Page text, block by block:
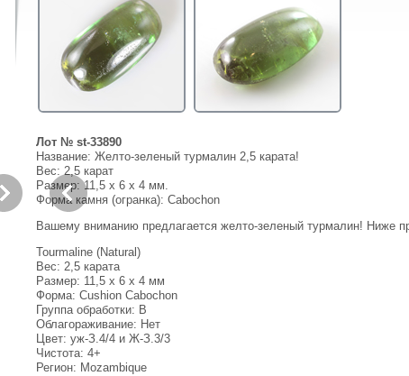
Лот № st-33890
Название: Желто-зеленый турмалин 2,5 карата!
Вес: 2,5 карат
Размер: 11,5 x 6 x 4 мм.
Форма камня (огранка): Cabochon
Вашему вниманию предлагается желто-зеленый турмалин! Ниже
Tourmaline (Natural)
Вес: 2,5 карата
Размер: 11,5 х 6 х 4 мм
Форма: Cushion Cabochon
Группа обработки: В
Облагораживание: Нет
Цвет: уж-З.4/4 и Ж-З.3/3
Чистота: 4+
Регион: Mozambique